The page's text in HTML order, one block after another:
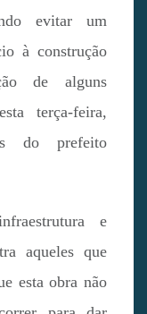
evitar um
à construção
de alguns
terça-feira,
do prefeito
e
aqueles que
esta obra não